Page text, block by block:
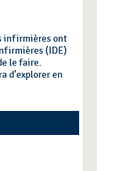
infirmières ont
(IDE)
le faire.
d’explorer en